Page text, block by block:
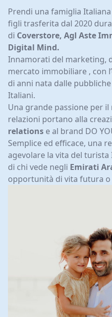
Prendi una famiglia
figli trasferita dal 2020
di Coverstore, Agl Aste
Digital Mind.
Innamorati del marketing,
mercato immobiliare , con
di anni nata dalle
Italiani.
Una grande passione per
relazioni portano alla
relations e al brand DO
Semplice ed efficace, una
agevolare la vita del
di chi vede negli Emirati
opportunità di vita futura